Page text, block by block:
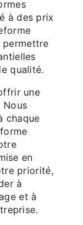
à des prix
permettre
qualité.
une
Nous
chaque
en
priorité,
à
et à